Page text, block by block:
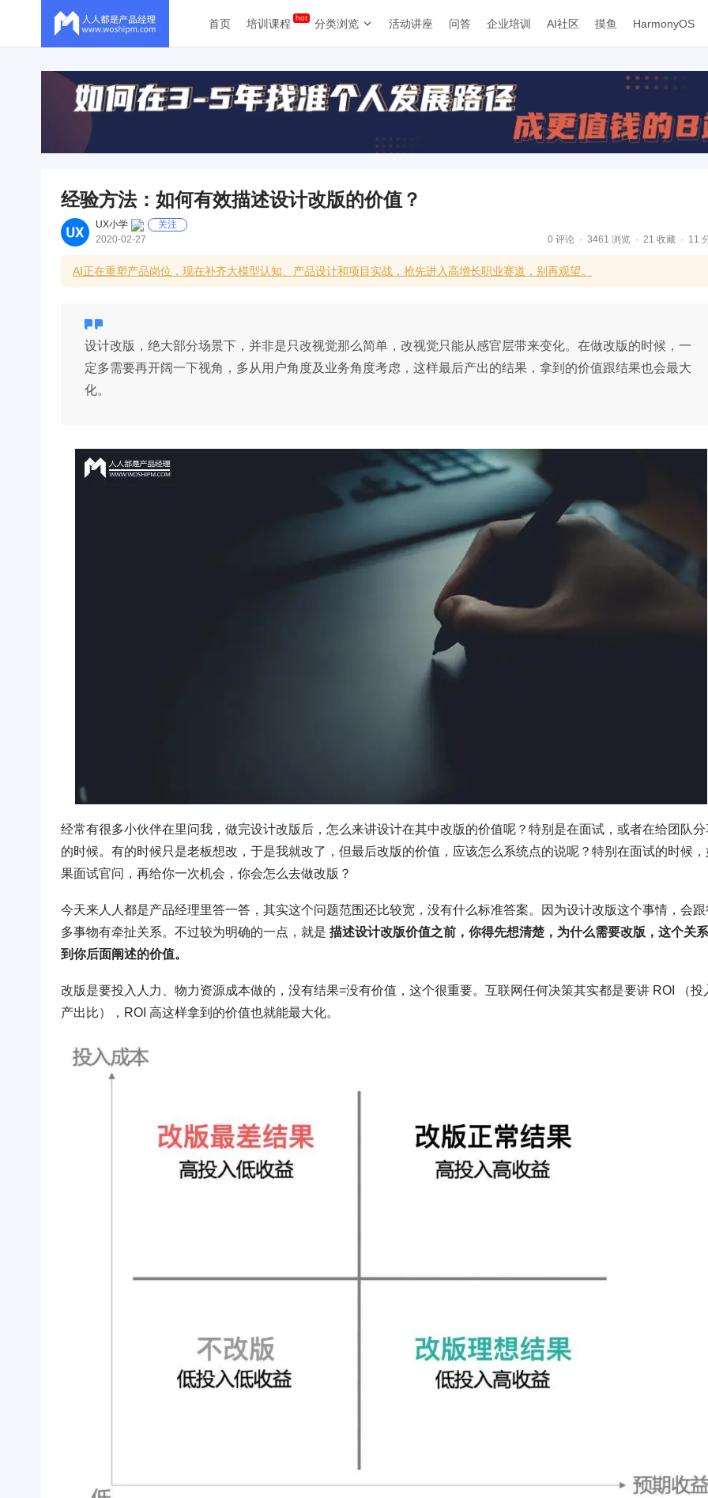
首页 培训课程 分类浏览 活动讲座 问答 企业培训 AI社区 摸鱼 HarmonyOS
经验方法：如何有效描述设计改版的价值？
UX小学
关注
2020-02-27
0 评论 3461 浏览 21 收藏 11
AI正在重塑产品岗位，现在补齐大模型认知、产品设计和项目实战，抢先进入高增长职业赛道，别再观望。
设计改版，绝大部分场景下，并非是只改视觉那么简单，改视觉只能从感官层带来变化。在做改版的时候，一
定多需要再开阔一下视角，多从用户角度及业务角度考虑，这样最后产出的结果，拿到的价值跟结果也会最大
化。
经常有很多小伙伴在里问我，做完设计改版后，怎么来讲设计在其中改版的价值呢？特别是在面试，或者在给团队分
的时候。有的时候只是老板想改，于是我就改了，但最后改版的价值，应该怎么系统点的说呢？特别在面试的时候，
果面试官问，再给你一次机会，你会怎么去做改版？
今天来人人都是产品经理里答一答，其实这个问题范围还比较宽，没有什么标准答案。因为设计改版这个事情，会跟
多事物有牵扯关系。不过较为明确的一点，就是 描述设计改版价值之前，你得先想清楚，为什么需要改版，这个关系
到你后面阐述的价值。
改版是要投入人力、物力资源成本做的，没有结果=没有价值，这个很重要。互联网任何决策其实都是要讲 ROI （投
产出比），ROI 高这样拿到的价值也就能最大化。